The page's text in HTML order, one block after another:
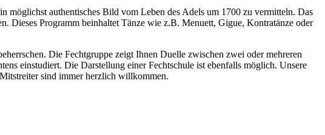
möglichst authentisches Bild vom Leben des Adels um 1700 zu vermitteln. Das
Dieses Programm beinhaltet Tänze wie z.B. Menuett, Gigue, Kontratänze oder
Die Fechtgruppe zeigt Ihnen Duelle zwischen zwei oder mehreren
einstudiert. Die Darstellung einer Fechtschule ist ebenfalls möglich. Unsere
sind immer herzlich willkommen.